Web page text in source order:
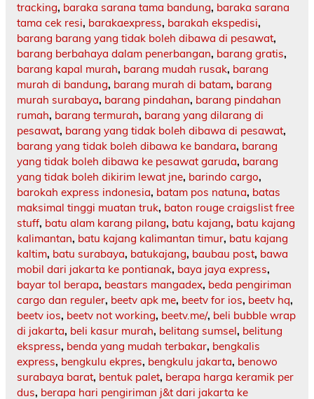
tracking, baraka sarana tama bandung, baraka sarana
tama cek resi, barakaexpress, barakah ekspedisi,
barang barang yang tidak boleh dibawa di pesawat,
barang berbahaya dalam penerbangan, barang gratis,
barang kapal murah, barang mudah rusak, barang
murah di bandung, barang murah di batam, barang
murah surabaya, barang pindahan, barang pindahan
rumah, barang termurah, barang yang dilarang di
pesawat, barang yang tidak boleh dibawa di pesawat,
barang yang tidak boleh dibawa ke bandara, barang
yang tidak boleh dibawa ke pesawat garuda, barang
yang tidak boleh dikirim lewat jne, barindo cargo,
barokah express indonesia, batam pos natuna, batas
maksimal tinggi muatan truk, baton rouge craigslist free
stuff, batu alam karang pilang, batu kajang, batu kajang
kalimantan, batu kajang kalimantan timur, batu kajang
kaltim, batu surabaya, batukajang, baubau post, bawa
mobil dari jakarta ke pontianak, baya jaya express,
bayar tol berapa, beastars mangadex, beda pengiriman
cargo dan reguler, beetv apk me, beetv for ios, beetv hq,
beetv ios, beetv not working, beetv.me/, beli bubble wrap
di jakarta, beli kasur murah, belitang sumsel, belitung
ekspress, benda yang mudah terbakar, bengkalis
express, bengkulu ekpres, bengkulu jakarta, benowo
surabaya barat, bentuk palet, berapa harga keramik per
dus, berapa hari pengiriman j&t dari jakarta ke